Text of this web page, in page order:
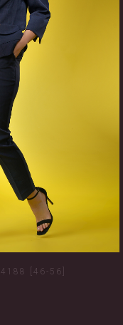
4188 [46-56]